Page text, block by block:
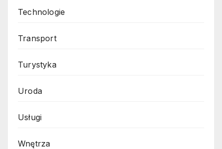
Technologie
Transport
Turystyka
Uroda
Usługi
Wnętrza